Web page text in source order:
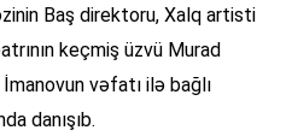
Baş direktoru, Xalq artisti
keçmiş üzvü Murad
vəfatı ilə bağlı
danışıb.